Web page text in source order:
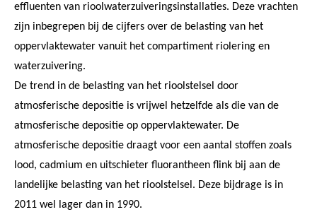
effluenten van rioolwaterzuiveringsinstallaties. Deze vrachten
zijn inbegrepen bij de cijfers over de belasting van het
oppervlaktewater vanuit het compartiment riolering en
waterzuivering.
De trend in de belasting van het rioolstelsel door
atmosferische depositie is vrijwel hetzelfde als die van de
atmosferische depositie op oppervlaktewater. De
atmosferische depositie draagt voor een aantal stoffen zoals
lood, cadmium en uitschieter fluorantheen flink bij aan de
landelijke belasting van het rioolstelsel. Deze bijdrage is in
2011 wel lager dan in 1990.